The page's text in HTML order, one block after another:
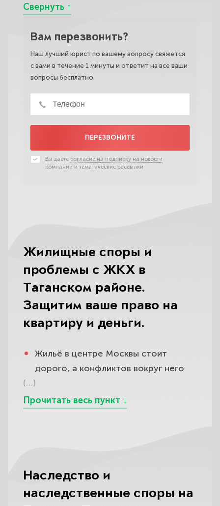
Вам перезвонить?
Наш лучший юрист по вашему вопросу свяжется
с вами в течение 1 минуты и ответит на все ваши
вопросы бесплатно
ПЕРЕЗВОНИТЕ
Вы даете согласие на подписку на новости
компании и тематические рассылки
Жилищные споры и
проблемы с ЖКХ в
Таганском районе.
Защитим ваше право на
квартиру и деньги.
Жильё в центре Москвы стоит
дорого, а конфликтов вокруг него
хватает: соседи затопили квартиру и
отказываются платить, управляющая
идёт спор о порядке пользования
бывшего родственника.
(…)
Наследство и
наследственные споры на